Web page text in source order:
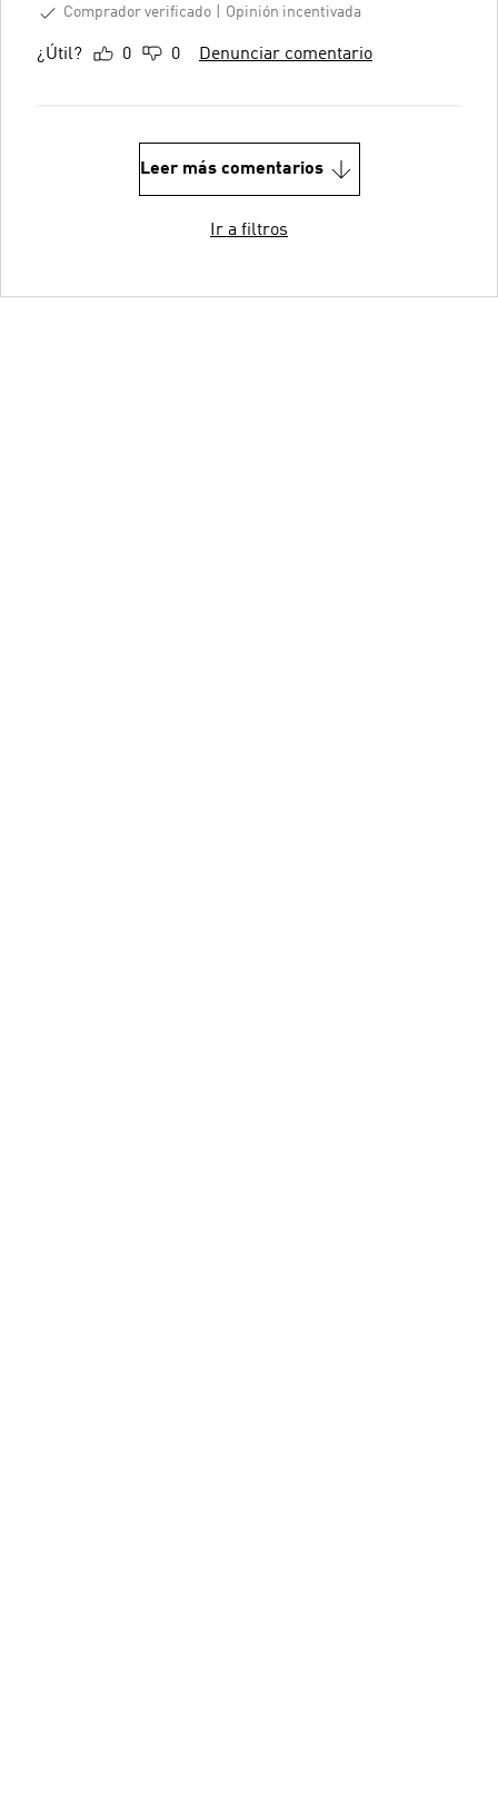
Comprador verificado
Opinión incentivada
¿Útil? 0 0 Denunciar comentario
Leer más comentarios
Ir a filtros